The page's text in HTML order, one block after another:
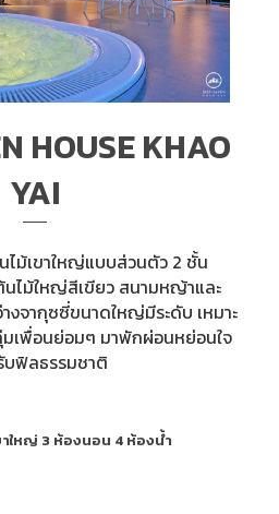
HOUSE KHAO
YAI
ไม้เขาใหญ่แบบส่วนตัว 2 ชั้น
นไม้ใหญ่สีเขียว สนามหญ้าและ
งจากุซซี่ขนาดใหญ่มีระดับ เหมาะ
เพื่อนย่อมๆ มาพักผ่อนหย่อนใจ
ฟิลธรรมชาติ
ใหญ่ 3 ห้องนอน 4 ห้องน้ำ